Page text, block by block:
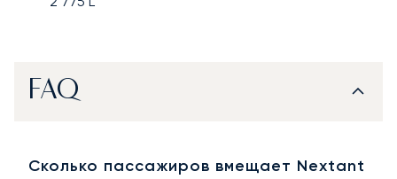
FAQ
Сколько пассажиров вмещает Nextant